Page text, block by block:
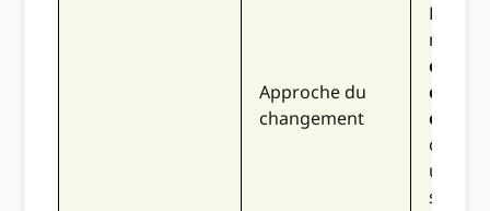
Approche du
changement
La
claire
un